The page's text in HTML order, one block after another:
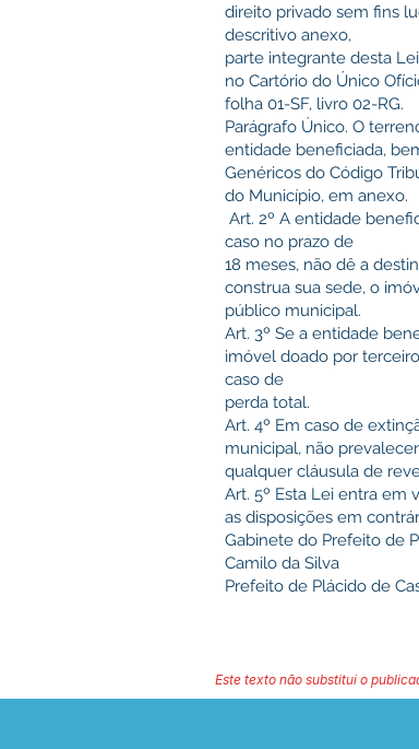
direito privado sem fins
descritivo anexo,
parte integrante desta
no Cartório do Único
folha 01-SF, livro 02-RG.
Parágrafo Único. O
entidade beneficiada,
Genéricos do Código
do Município, em anexo.
Art. 2º A entidade
caso no prazo de
18 meses, não dê a
construa sua sede, o
público municipal.
Art. 3º Se a entidade
imóvel doado por
caso de
perda total.
Art. 4º Em caso de
municipal, não
qualquer cláusula de
Art. 5º Esta Lei entra em
as disposições em
Gabinete do Prefeito de
Camilo da Silva
Prefeito de Plácido de
Este texto não substitui o